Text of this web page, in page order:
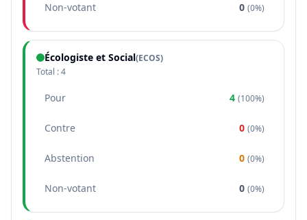
Non-votant 0 (0%)
Écologiste et Social(ECOS)
Total :4
Pour 4 (100%)
Contre 0 (0%)
Abstention 0 (0%)
Non-votant 0 (0%)